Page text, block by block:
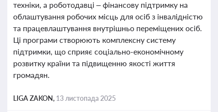
техніки, а роботодавці – фінансову підтримку на
облаштування робочих місць для осіб з інвалідністю
та працевлаштування внутрішньо переміщених осіб.
Ці програми створюють комплексну систему
підтримки, що сприяє соціально-економічному
розвитку країни та підвищенню якості життя
громадян.
LIGA ZAKON, 13 листопада 2025